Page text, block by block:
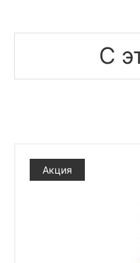
С
Акция